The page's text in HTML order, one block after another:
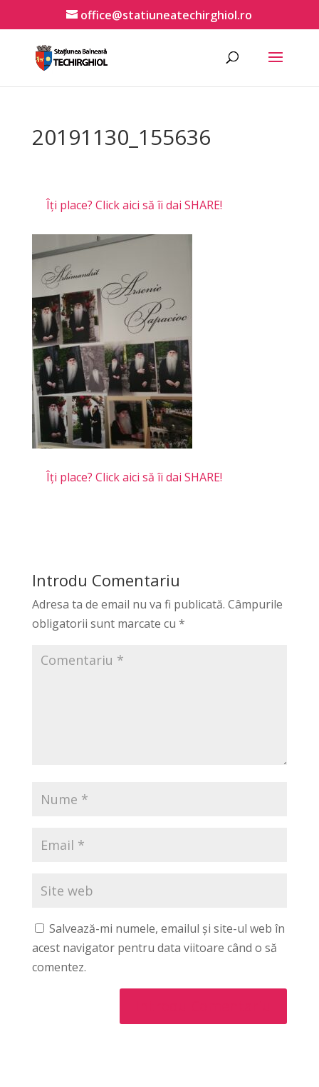
office@statiuneatechirghiol.ro
20191130_155636
Îți place? Click aici să îi dai SHARE!
Îți place? Click aici să îi dai SHARE!
Introdu Comentariu
Adresa ta de email nu va fi publicată. Câmpurile
obligatorii sunt marcate cu *
Salvează-mi numele, emailul și site-ul web în
acest navigator pentru data viitoare când o să
comentez.